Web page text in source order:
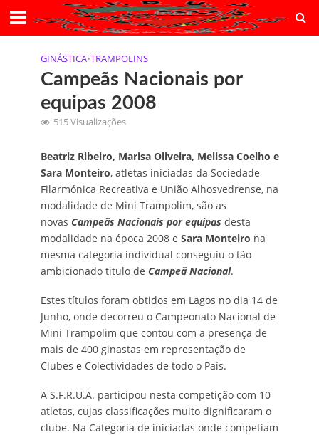
GINÁSTICA•TRAMPOLINS
Campeãs Nacionais por
equipas 2008
515 Visualizações
Beatriz Ribeiro, Marisa Oliveira, Melissa Coelho e
Sara Monteiro, atletas iniciadas da Sociedade
Filarmónica Recreativa e União Alhosvedrense, na
modalidade de Mini Trampolim, são as
novas Campeãs Nacionais por equipas desta
modalidade na época 2008 e Sara Monteiro na
mesma categoria individual conseguiu o tão
ambicionado titulo de Campeã Nacional.
Estes títulos foram obtidos em Lagos no dia 14 de
Junho, onde decorreu o Campeonato Nacional de
Mini Trampolim que contou com a presença de
mais de 400 ginastas em representação de
Clubes e Colectividades de todo o País.
A S.F.R.U.A. participou nesta competição com 10
atletas, cujas classificações muito dignificaram o
clube. Na Categoria de iniciadas onde competiam